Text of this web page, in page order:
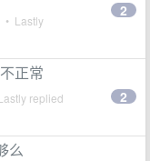
• Lastly
2
正常
replied
2
么